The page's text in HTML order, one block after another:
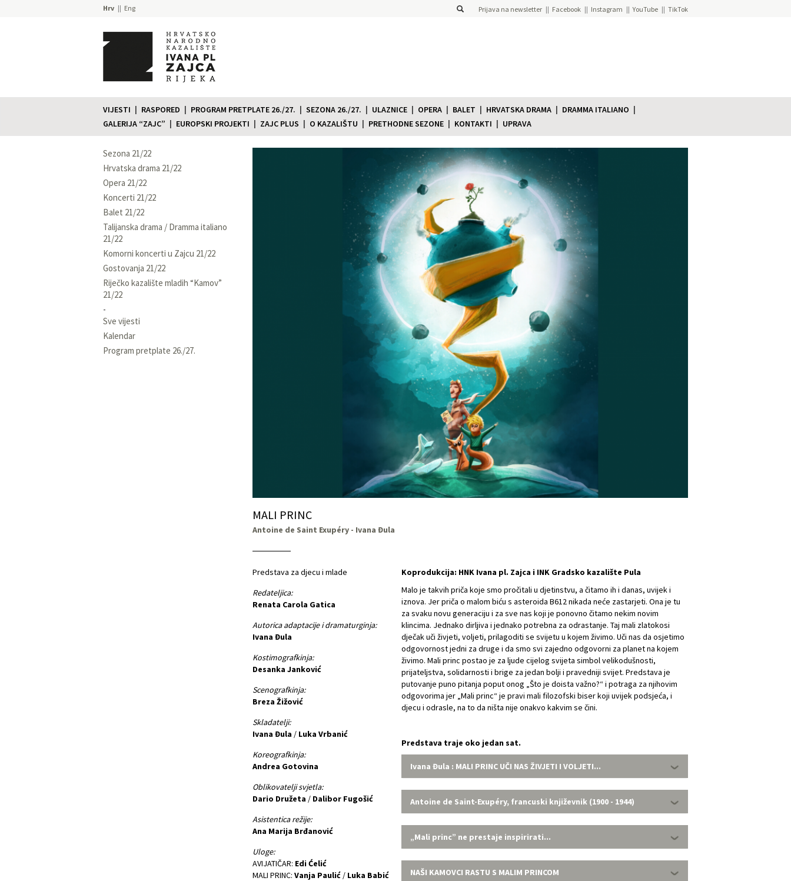
Hrv Eng Prijava na newsletter Facebook Instagram YouTube TikTok
VIJESTI RASPORED PROGRAM PRETPLATE 26./27. SEZONA 26./27. ULAZNICE OPERA BALET HRVATSKA DRAMA
DRAMMA ITALIANO
GALERIJA “ZAJC”
EUROPSKI PROJEKTI ZAJC PLUS O KAZALIŠTU PRETHODNE SEZONE KONTAKTI UPRAVA
Sezona 21/22
Hrvatska drama 21/22
Opera 21/22
Koncerti 21/22
Balet 21/22
Talijanska drama / Dramma italiano
21/22
Komorni koncerti u Zajcu 21/22
Gostovanja 21/22
Riječko kazalište mladih “Kamov”
21/22
Sve vijesti
Kalendar
Program pretplate 26./27.
MALI PRINC
Antoine de Saint Exupéry - Ivana Đula
Predstava za djecu i mlade
Redateljica:
Renata Carola Gatica
Autorica adaptacije i dramaturginja:
Ivana Đula
Kostimografkinja:
Desanka Janković
Scenografkinja:
Breza Žižović
Skladatelji:
Ivana Đula / Luka Vrbanić
Koreografkinja:
Andrea Gotovina
Oblikovatelji svjetla:
Dario Družeta / Dalibor Fugošić
Asistentica režije:
Ana Marija Brđanović
Uloge:
AVIJATIČAR: Edi Ćelić
MALI PRINC: Vanja Paulić/ Luka Babić
Koprodukcija: HNK Ivana pl. Zajca i INK Gradsko kazalište Pula
Malo je takvih priča koje smo pročitali u djetinstvu, a čitamo ih i danas, uvijek i
iznova. Jer priča o malom biću s asteroida B612 nikada neće zastarjeti. Ona je tu
za svaku novu generaciju i za sve nas koji je ponovno čitamo nekim novim
klincima. Jednako dirljiva i jednako potrebna za odrastanje. Taj mali zlatokosi
dječak uči živjeti, voljeti, prilagoditi se svijetu u kojem živimo. Uči nas da osjetimo
odgovornost jedni za druge i da smo svi zajedno odgovorni za planet na kojem
živimo. Mali princ postao je za ljude cijelog svijeta simbol velikodušnosti,
prijateljstva, solidarnosti i brige za jedan bolji i pravedniji svijet. Predstava je
putovanje puno pitanja poput onog „Što je doista važno?“ i potraga za njihovim
odgovorima jer „Mali princ“ je pravi mali filozofski biser koji uvijek podsjeća, i
djecu i odrasle, na to da ništa nije onakvo kakvim se čini.
Predstava traje oko jedan sat.
Ivana Đula : MALI PRINC UČI NAS ŽIVJETI I VOLJETI...
Antoine de Saint-Exupéry, francuski književnik (1900 - 1944)
„Mali princ” ne prestaje inspirirati...
NAŠI KAMOVCI RASTU S MALIM PRINCOM